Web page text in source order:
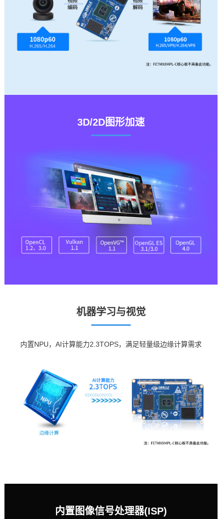
3D/2D图形加速
机器学习与视觉
内置NPU，AI计算能力2.3TOPS，满足轻量级边缘计算需求
内置图像信号处理器(ISP)